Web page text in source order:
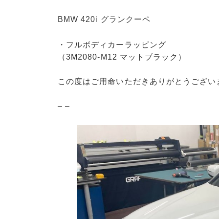
BMW 420i グランクーペ
・フルボディカーラッピング
（3M2080-M12 マットブラック）
この度はご用命いただきありがとうござい
– –